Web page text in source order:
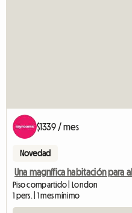
$1339 / mes
Novedad
Una magnífica habitación para
Piso compartido | London
1 pers. | 1 mes mínimo